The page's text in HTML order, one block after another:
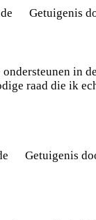
Getuigenis
in
raad die ik
Getuigenis